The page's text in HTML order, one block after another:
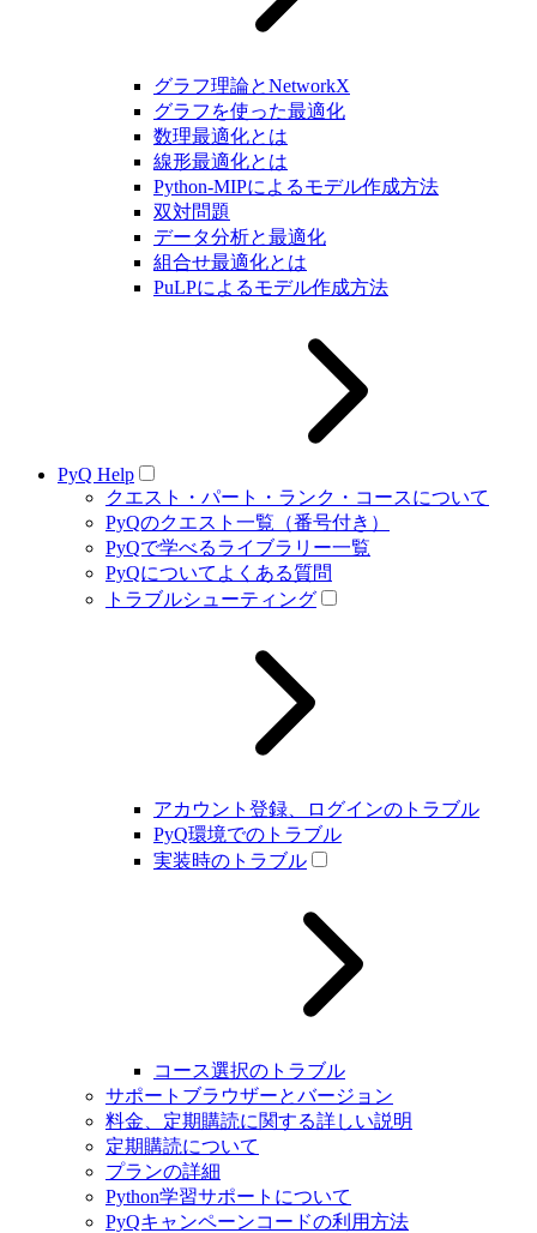
グラフ理論とNetworkX
グラフを使った最適化
数理最適化とは
線形最適化とは
Python-MIPによるモデル作成方法
双対問題
データ分析と最適化
組合せ最適化とは
PuLPによるモデル作成方法
PyQ Help
クエスト・パート・ランク・コースについて
PyQのクエスト一覧（番号付き）
PyQで学べるライブラリー一覧
PyQについてよくある質問
トラブルシューティング
アカウント登録、ログインのトラブル
PyQ環境でのトラブル
実装時のトラブル
コース選択のトラブル
サポートブラウザーとバージョン
料金、定期購読に関する詳しい説明
定期購読について
プランの詳細
Python学習サポートについて
PyQキャンペーンコードの利用方法